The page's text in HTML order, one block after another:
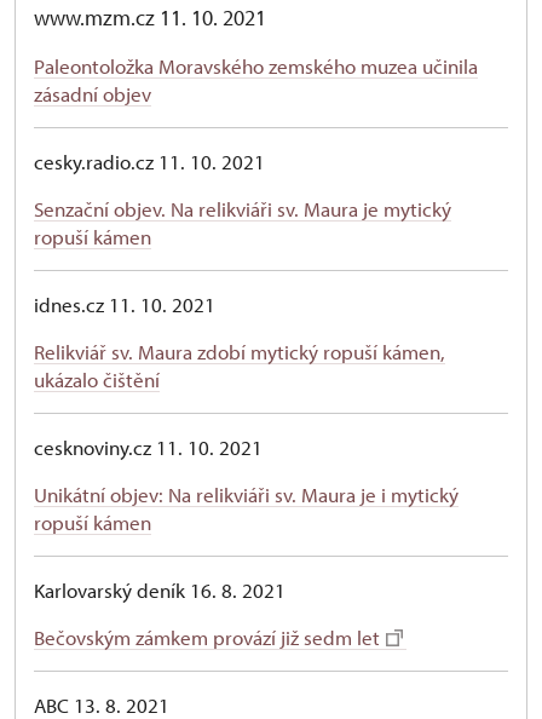
www.mzm.cz 11. 10. 2021
Paleontoložka Moravského zemského muzea učinila
zásadní objev
cesky.radio.cz 11. 10. 2021
Senzační objev. Na relikviáři sv. Maura je mytický
ropuší kámen
idnes.cz 11. 10. 2021
Relikviář sv. Maura zdobí mytický ropuší kámen,
ukázalo čištění
cesknoviny.cz 11. 10. 2021
Unikátní objev: Na relikviáři sv. Maura je i mytický
ropuší kámen
Karlovarský deník 16. 8. 2021
Bečovským zámkem provází již sedm let
ABC 13. 8. 2021